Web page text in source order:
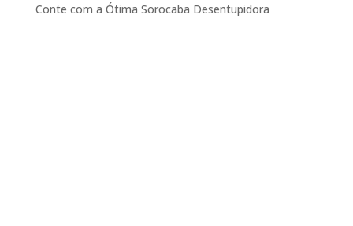
Conte com a Ótima Sorocaba Desentupidora